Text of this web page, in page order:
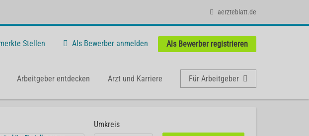
aerzteblatt.de
Stellen Als Bewerber anmelden Als Bewerber registrieren
Arbeitgeber entdecken Arzt und Karriere Für Arbeitgeber
Umkreis